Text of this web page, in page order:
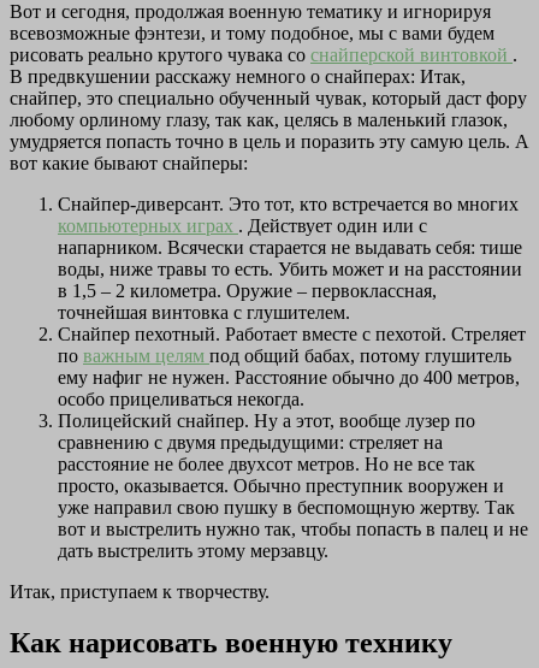
Вот и сегодня, продолжая военную тематику и игнорируя
всевозможные фэнтези, и тому подобное, мы с вами будем
рисовать реально крутого чувака со снайперской винтовкой .
В предвкушении расскажу немного о снайперах: Итак,
снайпер, это специально обученный чувак, который даст фору
любому орлиному глазу, так как, целясь в маленький глазок,
умудряется попасть точно в цель и поразить эту самую цель. А
вот какие бывают снайперы:
Снайпер-диверсант. Это тот, кто встречается во многих
компьютерных играх . Действует один или с
напарником. Всячески старается не выдавать себя: тише
воды, ниже травы то есть. Убить может и на расстоянии
в 1,5 – 2 километра. Оружие – первоклассная,
точнейшая винтовка с глушителем.
Снайпер пехотный. Работает вместе с пехотой. Стреляет
по важным целям под общий бабах, потому глушитель
ему нафиг не нужен. Расстояние обычно до 400 метров,
особо прицеливаться некогда.
Полицейский снайпер. Ну а этот, вообще лузер по
сравнению с двумя предыдущими: стреляет на
расстояние не более двухсот метров. Но не все так
просто, оказывается. Обычно преступник вооружен и
уже направил свою пушку в беспомощную жертву. Так
вот и выстрелить нужно так, чтобы попасть в палец и не
дать выстрелить этому мерзавцу.
Итак, приступаем к творчеству.
Как нарисовать военную технику